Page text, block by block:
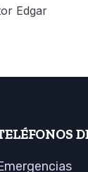
Edgar